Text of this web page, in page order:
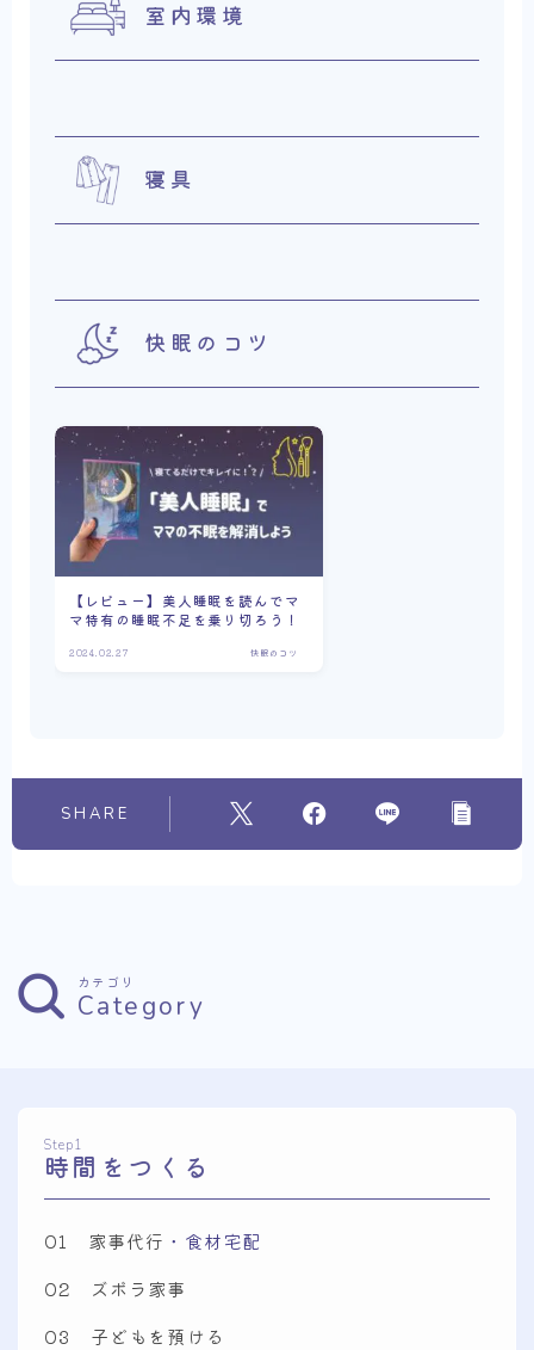
室内環境
寝具
快眠のコツ
【レビュー】美人睡眠を読んでマ
マ特有の睡眠不足を乗り切ろう！
2024.02.27 快眠のコツ
SHARE
カテゴリ
Category
Step1
時間をつくる
01 家事代行 ・食材宅配
02 ズボラ家事
03 子どもを預ける